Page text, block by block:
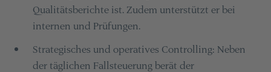
Qualitätsberichte ist. Zudem unterstützt er bei
internen und Prüfungen.
Strategisches und operatives Controlling: Neben
der täglichen Fallsteuerung berät der